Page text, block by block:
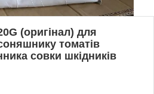
(оригінал) для
томатів
совки шкідників